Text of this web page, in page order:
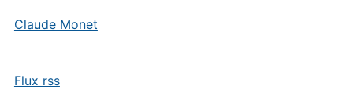
Claude Monet
Flux rss